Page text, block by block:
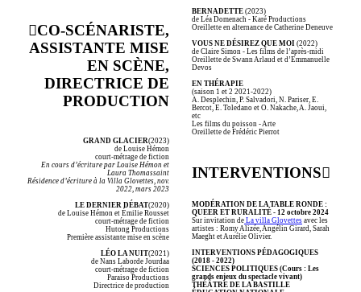
︎CO-SCÉNARISTE,
ASSISTANTE MISE
EN SCÈNE,
DIRECTRICE DE
PRODUCTION
GRAND GLACIER(2023)
de Louise Hémon
court-métrage de fiction
En cours d’écriture par Louise Hémon et
Laura Thomassaint
Résidence d’écriture à la Villa Glovettes, nov.
2022, mars 2023
LE DERNIER DÉBAT(2020)
de Louise Hémon et Émilie Rousset
court-métrage de fiction
Hutong Productions
Première assistante mise en scène
LÉO LA NUIT(2021)
de Nans Laborde Jourdaa
court-métrage de fiction
Paraiso Productions
Directrice de production
BERNADETTE (2023)
de Léa Domenach - Karé Productions
Oreillette en alternance de Catherine Deneuve
VOUS NE DÉSIREZ QUE MOI (2022)
de Claire Simon - Les films de l’après-midi
Oreillette de Swann Arlaud et d’Emmanuelle
Devos
EN THÉRAPIE
(saison 1 et 2 2021-2022)
A. Desplechin, P. Salvadori, N. Pariser, E.
Bercot, E. Toledano et O. Nakache, A. Jaoui,
etc
Les films du poisson - Arte
Oreillette de Frédéric Pierrot
INTERVENTIONS︎
MODÉRATION DE LA TABLE RONDE :
QUEER ET RURALITÉ - 12 octobre 2024
Sur invitation deLa villa Glovettesavec les
artistes : Romy Alizée, Angélin Girard, Sarah
Maeght et Aurélie Olivier.
INTERVENTIONS PÉDAGOGIQUES
(2018 - 2022)
SCIENCES POLITIQUES (Cours : Les
grands enjeux du spectacle vivant)
THÉÂTRE DE LA BASTILLE